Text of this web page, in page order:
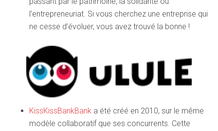
l’entrepreneuriat. Si vous cherchez une entreprise qui
ne cesse d’évoluer, vous avez trouvé la bonne !
KissKissBankBank a été créé en 2010, sur le même
modèle collaboratif que ses concurrents. Cette